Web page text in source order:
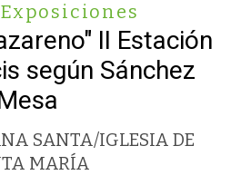
Exposiciones
II Estación
según Sánchez
SANTA/IGLESIA DE
MARÍA